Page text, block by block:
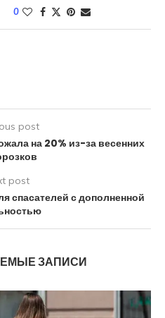
0
post
на 20% из-за весенних
post
спасателей с дополненной
ЗАПИСИ